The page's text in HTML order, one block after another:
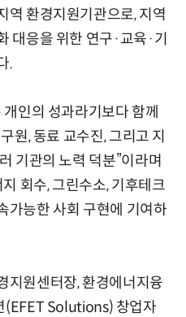
역 환경지원기관으로, 지역
대응을 위한 연구·교육·기
.
인의 성과라기보다 함께
원, 동료 교수진, 그리고 지
기관의 노력 덕분”이라며
회수, 그린수소, 기후테크
가능한 사회 구현에 기여하
지원센터장, 환경에너지융
(EFET Solutions) 창업자